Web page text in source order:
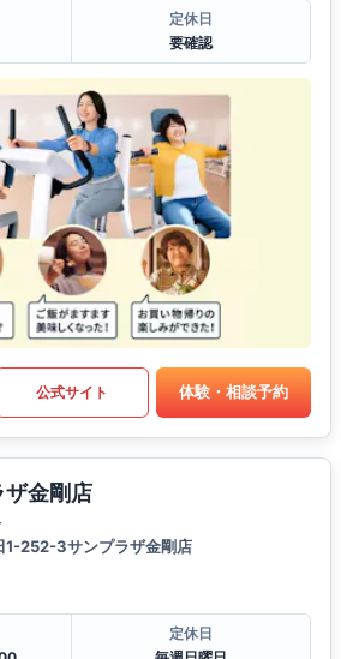
定休日
要確認
公式サイト 体験・相談予約
ザ金剛店
1-252-3サンプラザ金剛店
定休日